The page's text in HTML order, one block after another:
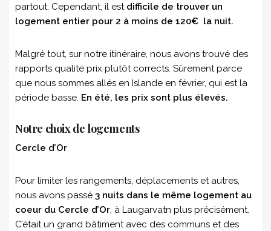
partout. Cependant, il est difficile de trouver un
logement entier pour 2 à moins de 120€ la nuit.
Malgré tout, sur notre itinéraire, nous avons trouvé des
rapports qualité prix plutôt corrects. Sûrement parce
que nous sommes allés en Islande en février, qui est la
période basse. En été, les prix sont plus élevés.
Notre choix de logements
Cercle d’Or
Pour limiter les rangements, déplacements et autres,
nous avons passé 3 nuits dans le même logement au
coeur du Cercle d’Or, à Laugarvatn plus précisément.
C’était un grand bâtiment avec des communs et des